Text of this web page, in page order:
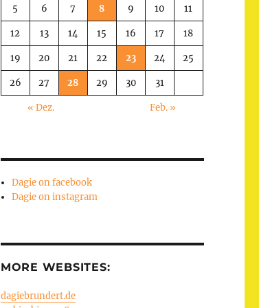
5 6 7 8 9 10 11
12 13 14 15 16 17 18
19 20 21 22 23 24 25
26 27 28 29 30 31
« Dez. Feb. »
Dagie on facebook
Dagie on instagram
MORE WEBSITES:
dagiebrundert.de